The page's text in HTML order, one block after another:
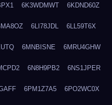
6K3WDMWT 6KDND60Z
6LI78JDL 6LL59T6X
6MNBISNE 6MRU4GHW
6N8H9PB2 6NS1JPER
6PM1Z7A5 6PO2WC0X